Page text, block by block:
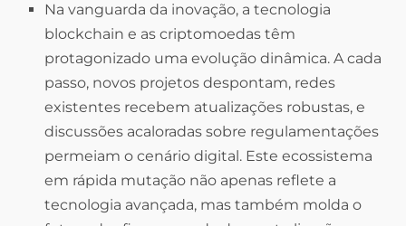
Na vanguarda da inovação, a tecnologia
blockchain e as criptomoedas têm
protagonizado uma evolução dinâmica. A cada
passo, novos projetos despontam, redes
existentes recebem atualizações robustas, e
discussões acaloradas sobre regulamentações
permeiam o cenário digital. Este ecossistema
em rápida mutação não apenas reflete a
tecnologia avançada, mas também molda o